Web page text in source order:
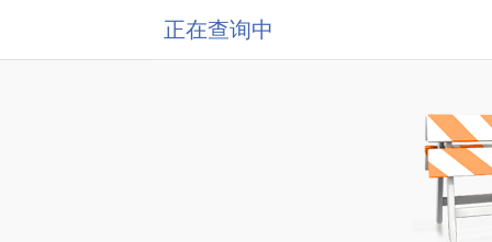
正在查询中